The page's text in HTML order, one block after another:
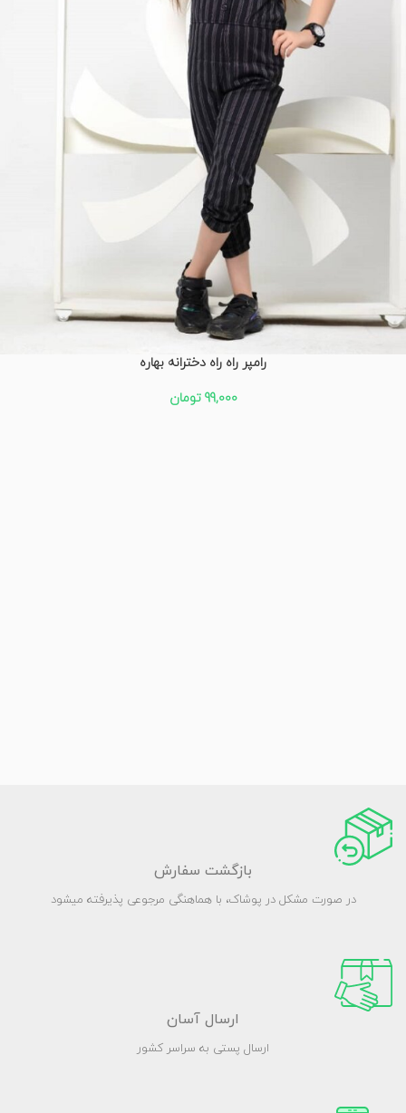
رامپر راه راه دخترانه بهاره
99,000 تومان
بازگشت سفارش
در صورت مشکل در پوشاک، با هماهنگی مرجوعی پذیرفته میشود
ارسال آسان
ارسال پستی به سراسر کشور